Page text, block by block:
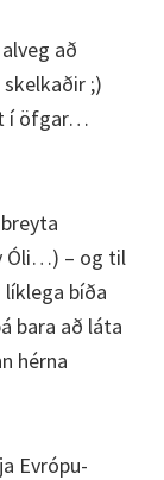
að
;)
í öfgar…
Óli…) – og til
bíða
bara að láta
hérna
Evrópu-